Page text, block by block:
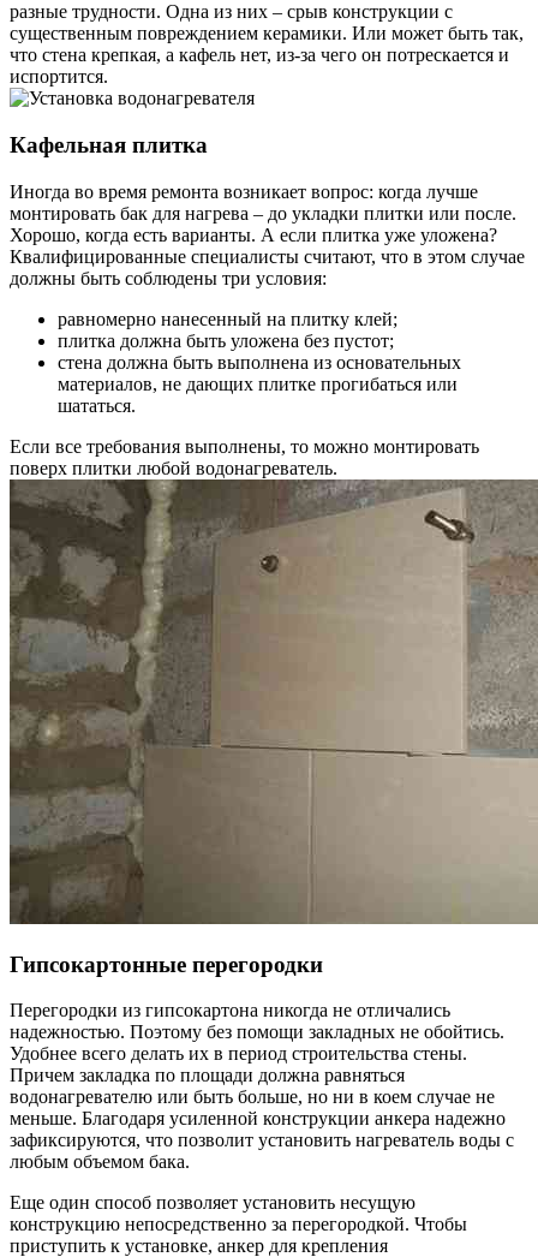
разные трудности. Одна из них – срыв конструкции с
существенным повреждением керамики. Или может быть так,
что стена крепкая, а кафель нет, из-за чего он потрескается и
испортится.
Кафельная плитка
Иногда во время ремонта возникает вопрос: когда лучше
монтировать бак для нагрева – до укладки плитки или после.
Хорошо, когда есть варианты. А если плитка уже уложена?
Квалифицированные специалисты считают, что в этом случае
должны быть соблюдены три условия:
равномерно нанесенный на плитку клей;
плитка должна быть уложена без пустот;
стена должна быть выполнена из основательных
материалов, не дающих плитке прогибаться или
шататься.
Если все требования выполнены, то можно монтировать
поверх плитки любой водонагреватель.
Гипсокартонные перегородки
Перегородки из гипсокартона никогда не отличались
надежностью. Поэтому без помощи закладных не обойтись.
Удобнее всего делать их в период строительства стены.
Причем закладка по площади должна равняться
водонагревателю или быть больше, но ни в коем случае не
меньше. Благодаря усиленной конструкции анкера надежно
зафиксируются, что позволит установить нагреватель воды с
любым объемом бака.
Еще один способ позволяет установить несущую
конструкцию непосредственно за перегородкой. Чтобы
приступить к установке, анкер для крепления